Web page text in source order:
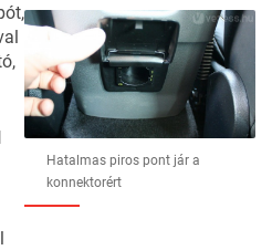
Hatalmas piros pont jár a
konnektorért